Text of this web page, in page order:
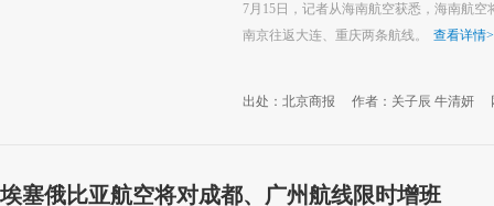
7月15日，记者从海南航空获悉，海南航空
南京往返大连、重庆两条航线。
查看详情
出处：北京商报 作者：关子辰 牛清妍
埃塞俄比亚航空将对成都、广州航线限时增班